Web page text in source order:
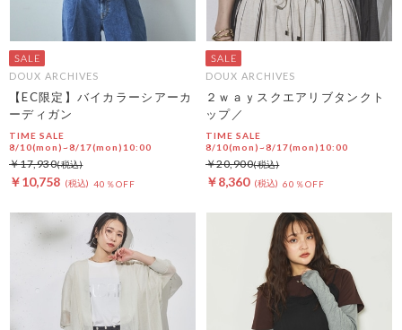
DOUX ARCHIVES
【EC限定】バイカラーシアーカ
ーディガン
TIME SALE
8/10(mon)~8/17(mon)10:00
￥10,758 40％OFF
￥17,930
DOUX ARCHIVES
２ｗａｙスクエアリブタンクト
ップ／
TIME SALE
8/10(mon)~8/17(mon)10:00
￥8,360 60％OFF
￥20,900